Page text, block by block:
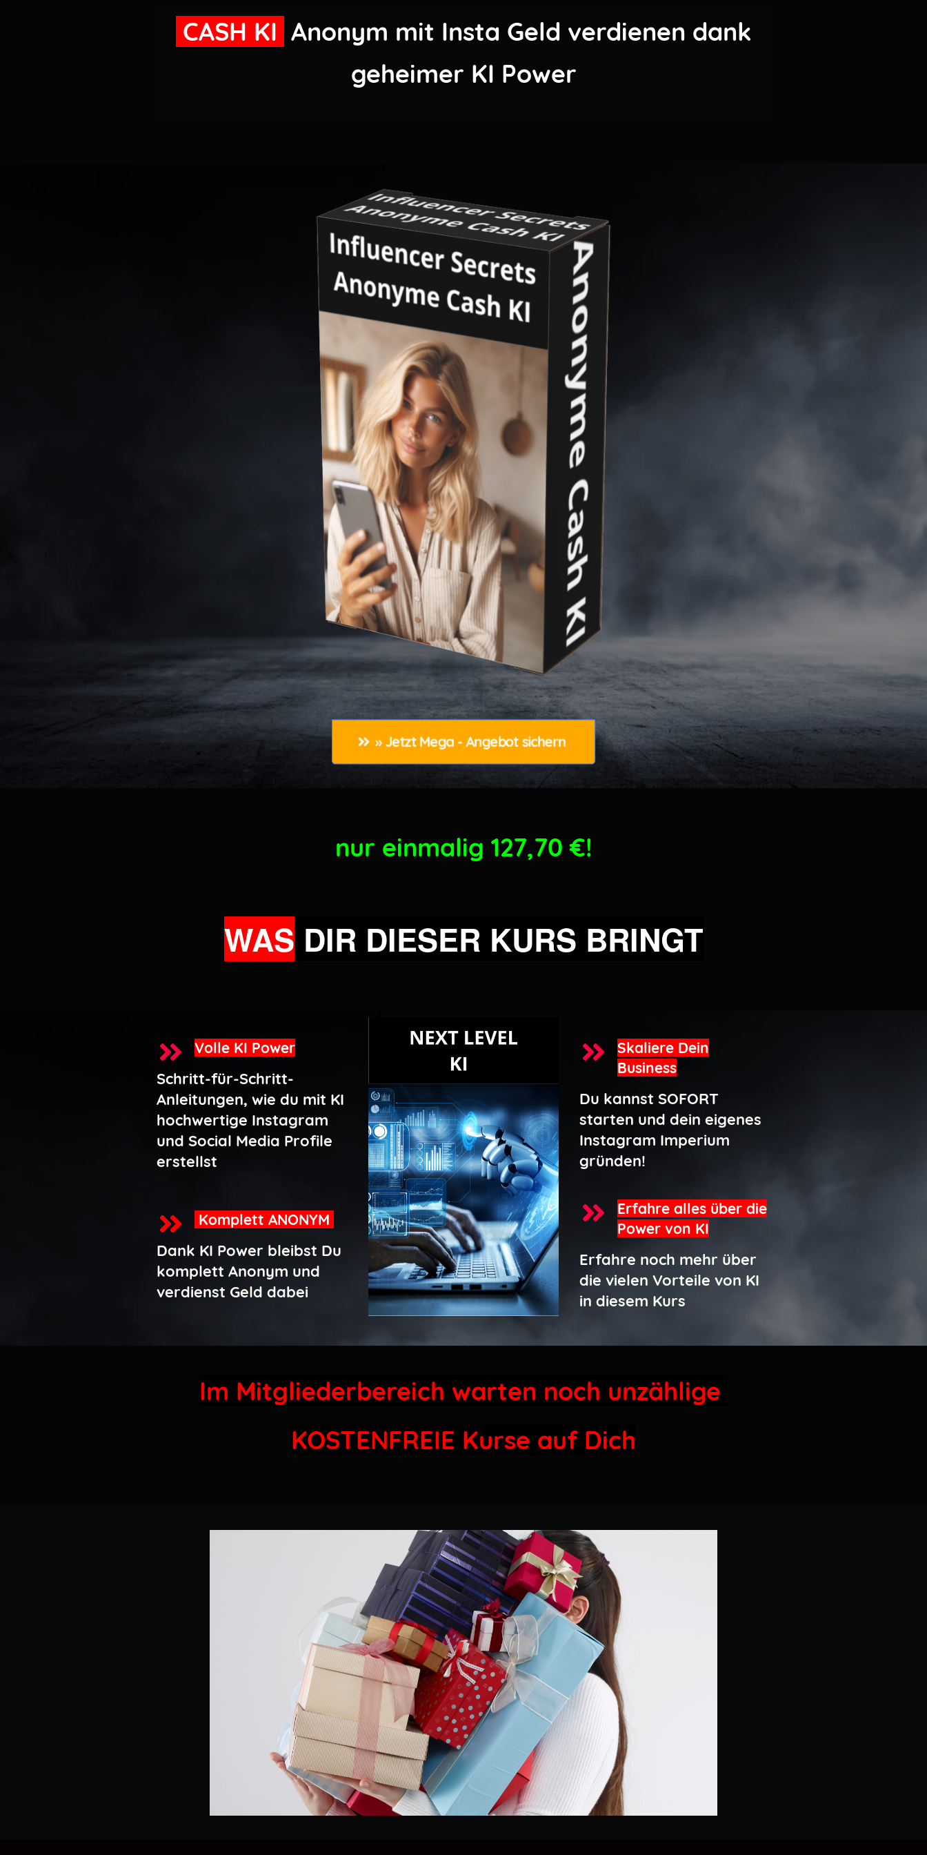
CASH KI Anonym mit Insta Geld verdienen dank
geheimer KI Power
» Jetzt Mega - Angebot sichern
nur einmalig 127,70€!
WAS DIR DIESER KURS BRINGT
Volle KI Power
Schritt-für-Schritt-
Anleitungen, wie du mit KI
hochwertige Instagram
und Social Media Profile
erstellst
Komplett ANONYM
Dank KI Power bleibst Du
komplett Anonym und
verdienst Geld dabei
Skaliere Dein
Business
Du kannst SOFORT
starten und dein eigenes
Instagram Imperium
gründen!
Erfahre alles über die
Power von KI
Erfahre noch mehr über
die vielen Vorteile von KI
in diesem Kurs
Im Mitgliederbereich warten noch unzählige
KOSTENFREIE Kurse auf Dich